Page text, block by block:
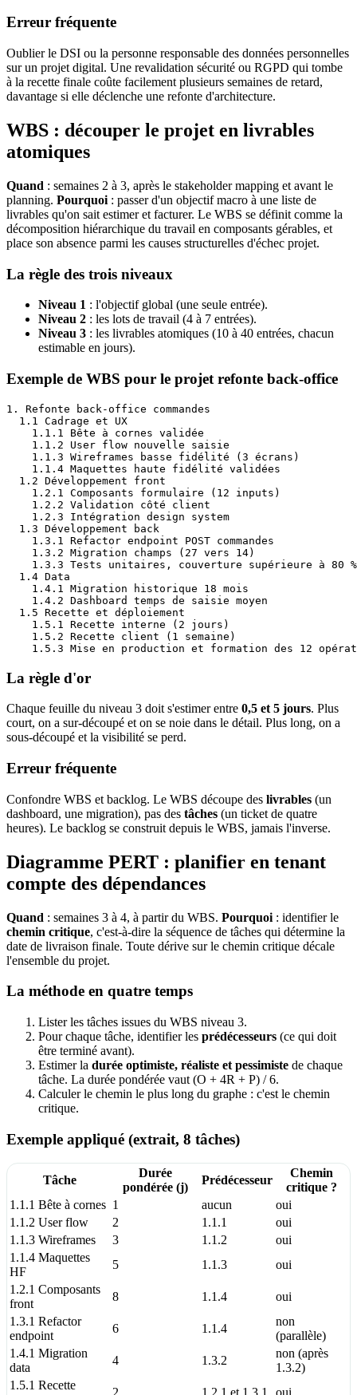
Erreur fréquente
Oublier le DSI ou la personne responsable des données personnelles
sur un projet digital. Une revalidation sécurité ou RGPD qui tombe
à la recette finale coûte facilement plusieurs semaines de retard,
davantage si elle déclenche une refonte d'architecture.
WBS : découper le projet en livrables
atomiques
Quand : semaines 2 à 3, après le stakeholder mapping et avant le
planning. Pourquoi : passer d'un objectif macro à une liste de
livrables qu'on sait estimer et facturer. Le WBS se définit comme la
décomposition hiérarchique du travail en composants gérables, et
place son absence parmi les causes structurelles d'échec projet.
La règle des trois niveaux
Niveau 1 : l'objectif global (une seule entrée).
Niveau 2 : les lots de travail (4 à 7 entrées).
Niveau 3 : les livrables atomiques (10 à 40 entrées, chacun
estimable en jours).
Exemple de WBS pour le projet refonte back-office
1. Refonte back-office commandes
  1.1 Cadrage et UX
    1.1.1 Bête à cornes validée
    1.1.2 User flow nouvelle saisie
    1.1.3 Wireframes basse fidélité (3 écrans)
    1.1.4 Maquettes haute fidélité validées
  1.2 Développement front
    1.2.1 Composants formulaire (12 inputs)
    1.2.2 Validation côté client
    1.2.3 Intégration design system
  1.3 Développement back
    1.3.1 Refactor endpoint POST commandes
    1.3.2 Migration champs (27 vers 14)
    1.3.3 Tests unitaires, couverture supérieure à 80 %
  1.4 Data
    1.4.1 Migration historique 18 mois
    1.4.2 Dashboard temps de saisie moyen
  1.5 Recette et déploiement
    1.5.1 Recette interne (2 jours)
    1.5.2 Recette client (1 semaine)
1.5.3 Mise en production et formation des 12
La règle d'or
Chaque feuille du niveau 3 doit s'estimer entre 0,5 et 5 jours. Plus
court, on a sur-découpé et on se noie dans le détail. Plus long, on a
sous-découpé et la visibilité se perd.
Erreur fréquente
Confondre WBS et backlog. Le WBS découpe des livrables (un
dashboard, une migration), pas des tâches (un ticket de quatre
heures). Le backlog se construit depuis le WBS, jamais l'inverse.
Diagramme PERT : planifier en tenant
compte des dépendances
Quand : semaines 3 à 4, à partir du WBS. Pourquoi : identifier le
chemin critique, c'est-à-dire la séquence de tâches qui détermine la
date de livraison finale. Toute dérive sur le chemin critique décale
l'ensemble du projet.
La méthode en quatre temps
Lister les tâches issues du WBS niveau 3.
Pour chaque tâche, identifier les prédécesseurs (ce qui doit
être terminé avant).
Estimer la durée optimiste, réaliste et pessimiste de chaque
tâche. La durée pondérée vaut (O + 4R + P) / 6.
Calculer le chemin le plus long du graphe : c'est le chemin
critique.
Exemple appliqué (extrait, 8 tâches)
Tâche
Durée
pondérée (j)
Prédécesseur
Chemin
critique ?
1.1.1 Bête à cornes 1 aucun
oui
1.1.2 User flow
2 1.1.1
oui
1.1.3 Wireframes
3 1.1.2
oui
1.1.4 Maquettes
HF
5 1.1.3
oui
1.2.1 Composants
front
8 1.1.4
oui
1.3.1 Refactor
endpoint
6 1.1.4
non
(parallèle)
1.4.1 Migration
data
4 1.3.2
non (après
1.3.2)
1.5.1 Recette